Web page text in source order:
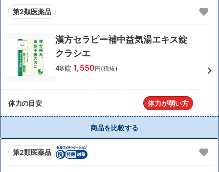
第2類医薬品
漢方セラピー補中益気湯エキス錠
クラシエ
48錠 1,550円(税抜)
体力の目安 体力が弱い方
商品を比較する
第2類医薬品